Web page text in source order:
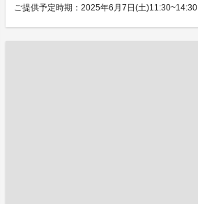
ご提供予定時期：2025年6月7日(土)11:30~14:30